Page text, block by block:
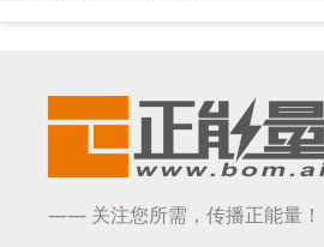
—— 关注您所需，传播正能量！